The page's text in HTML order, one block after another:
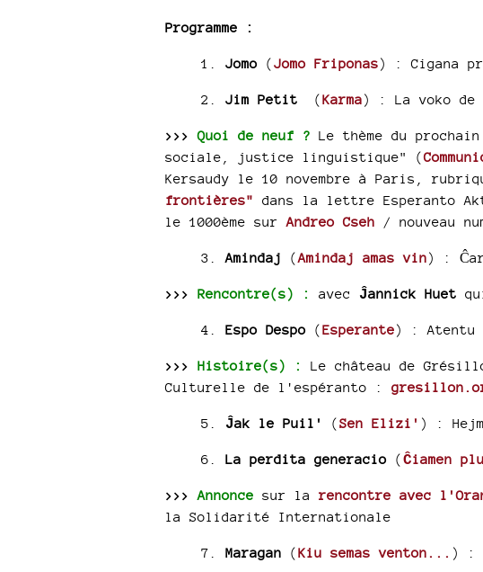
Programme :
1. Jomo(Jomo Friponas) :Cigana
2. Jim Petit (Karma) : La voko
>>>Quoi de neuf ? Le thème du
sociale, justice linguistique" (
Kersaudy le 10 novembre à Paris,
frontières" dans la lettre Esperanto
le 1000ème sur Andreo Cseh / nouveau
3. Amindaj (Amindaj amas vin) :
>>> Rencontre(s) : avec Ĵannick Huet
4. Espo Despo(Esperante) :
>>> Histoire(s) :
Le château de
Culturelle de l'espéranto :
5. Ĵak le Puil' (Sen Elizi' ) :
6. La perdita generacio(Ĉiamen plu
>>>Annonce sur la rencontre avec
la Solidarité Internationale
7. Maragan (Kiu semas venton... ) :